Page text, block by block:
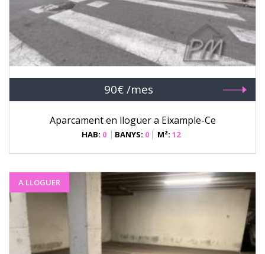
90€ /mes
Aparcament en lloguer a Eixample-Ce
HAB: 0 BANYS: 0 M²: 12
A LLOGUER